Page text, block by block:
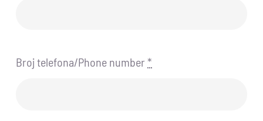
Broj telefona/Phone number *